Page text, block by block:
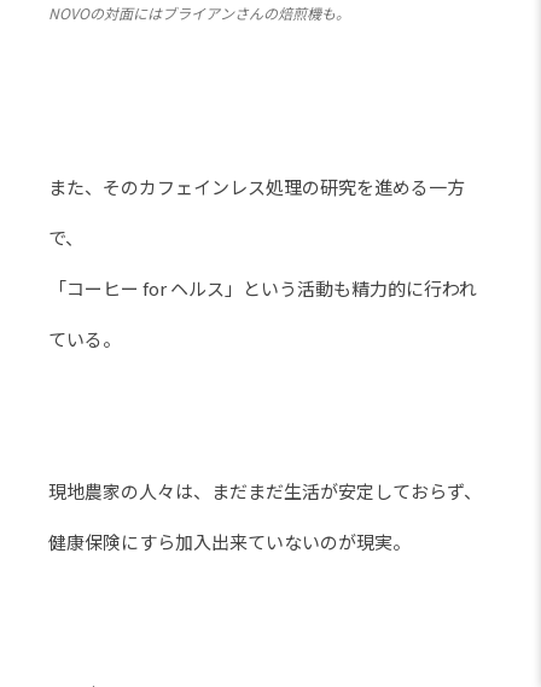
NOVOの対面にはブライアンさんの焙煎機も。
また、そのカフェインレス処理の研究を進める一方
で、
「コーヒー for ヘルス」という活動も精力的に行われ
ている。
現地農家の人々は、まだまだ生活が安定しておらず、
健康保険にすら加入出来ていないのが現実。